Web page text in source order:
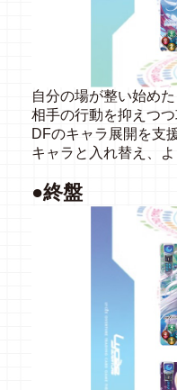
自分の場が整い始め
相手の行動を抑えつ
DFのキャラ展開を支
キャラと入れ替え、
●終盤